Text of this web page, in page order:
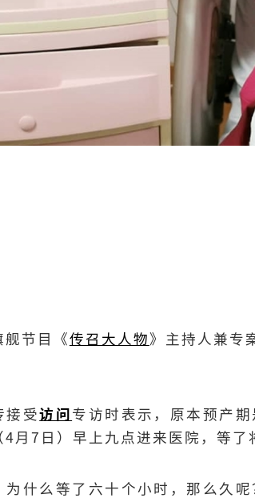
舰节目《传召大人物》主持人兼专
接受访问专访时表示，原本预产
4月7日）早上九点进来医院，等了
为什么等了六十个小时，那么久